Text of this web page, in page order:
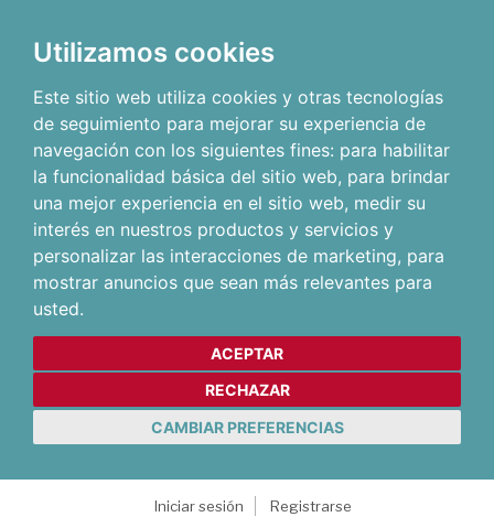
Utilizamos cookies
Este sitio web utiliza cookies y otras tecnologías
de seguimiento para mejorar su experiencia de
navegación con los siguientes fines: para habilitar
la funcionalidad básica del sitio web, para brindar
una mejor experiencia en el sitio web, medir su
interés en nuestros productos y servicios y
personalizar las interacciones de marketing, para
mostrar anuncios que sean más relevantes para
usted.
ACEPTAR
RECHAZAR
CAMBIAR PREFERENCIAS
Iniciar sesión
Registrarse